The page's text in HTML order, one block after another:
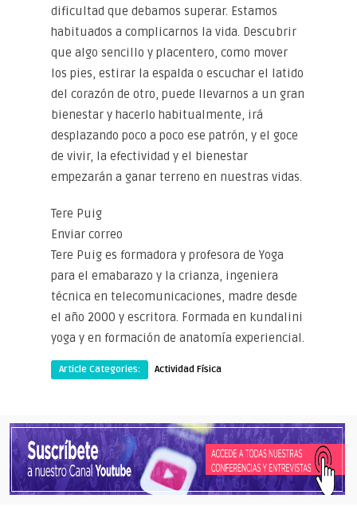
dificultad que debamos superar. Estamos
habituados a complicarnos la vida. Descubrir
que algo sencillo y placentero, como mover
los pies, estirar la espalda o escuchar el latido
del corazón de otro, puede llevarnos a un gran
bienestar y hacerlo habitualmente, irá
desplazando poco a poco ese patrón, y el goce
de vivir, la efectividad y el bienestar
empezarán a ganar terreno en nuestras vidas.
Tere Puig
Enviar correo
Tere Puig es formadora y profesora de Yoga
para el emabarazo y la crianza, ingeniera
técnica en telecomunicaciones, madre desde
el año 2000 y escritora. Formada en kundalini
yoga y en formación de anatomía experiencial.
Article Categories: Actividad Física